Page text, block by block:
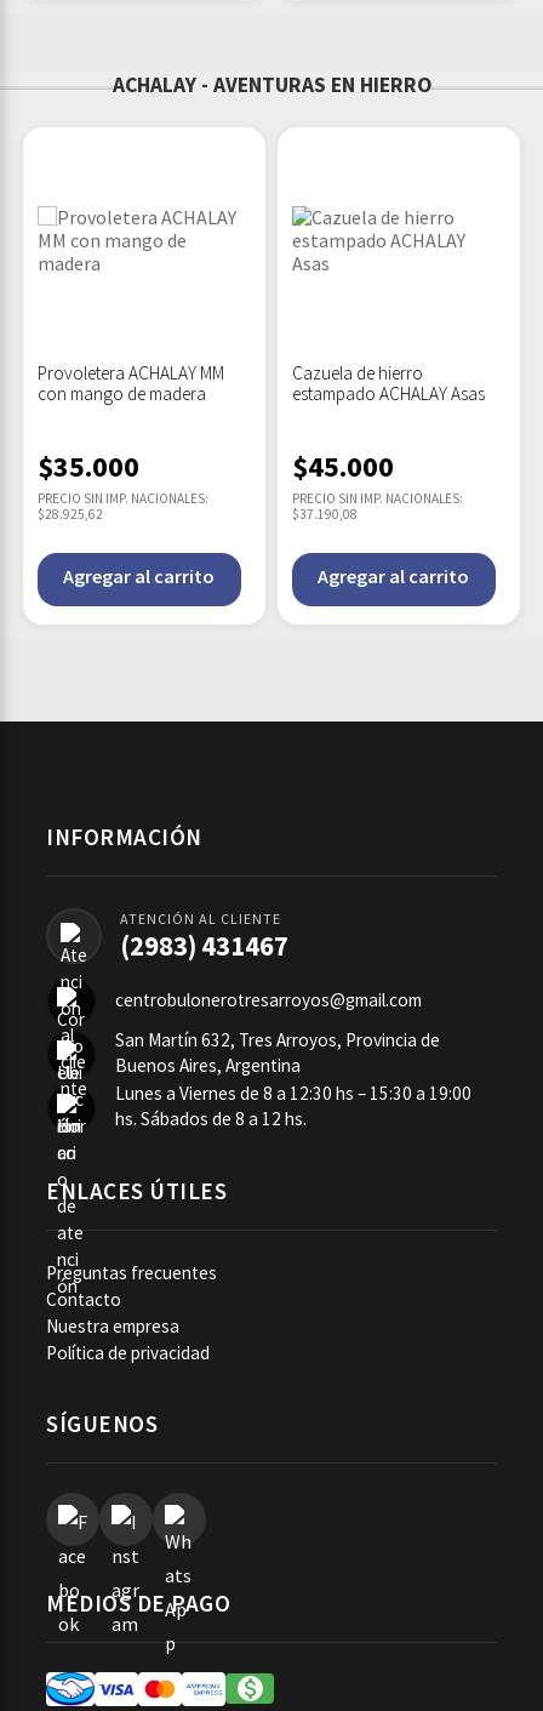
ACHALAY - AVENTURAS EN HIERRO
Provoletera ACHALAY MM
con mango de madera
$35.000
PRECIO SIN IMP. NACIONALES:
$28.925,62
Agregar al carrito
Cazuela de hierro
estampado ACHALAY Asas
$45.000
PRECIO SIN IMP. NACIONALES:
$37.190,08
Agregar al carrito
INFORMACIÓN
ATENCIÓN AL CLIENTE
(2983) 431467
centrobulonerotresarroyos@gmail.com
San Martín 632, Tres Arroyos, Provincia de
Buenos Aires, Argentina
Lunes a Viernes de 8 a 12:30 hs – 15:30 a 19:00
hs. Sábados de 8 a 12 hs.
ENLACES ÚTILES
Preguntas frecuentes
Contacto
Nuestra empresa
Política de privacidad
SÍGUENOS
MEDIOS DE PAGO